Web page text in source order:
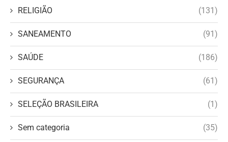
RELIGIÃO (131)
SANEAMENTO (91)
SAÚDE (186)
SEGURANÇA (61)
SELEÇÃO BRASILEIRA (1)
Sem categoria (35)